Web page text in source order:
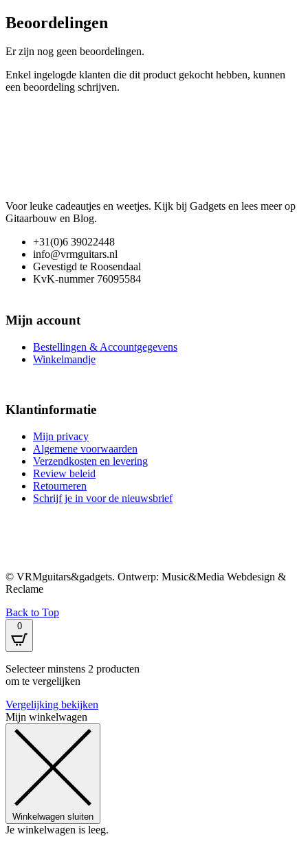
Beoordelingen
Er zijn nog geen beoordelingen.
Enkel ingelogde klanten die dit product gekocht hebben, kunnen
een beoordeling schrijven.
Voor leuke cadeautjes en weetjes. Kijk bij Gadgets en lees meer op
Gitaarbouw en Blog.
+31(0)6 39022448
info@vrmguitars.nl
Gevestigd te Roosendaal
KvK-nummer 76095584
Mijn account
Bestellingen & Accountgegevens
Winkelmandje
Klantinformatie
Mijn privacy
Algemene voorwaarden
Verzendkosten en levering
Review beleid
Retourneren
Schrijf je in voor de nieuwsbrief
© VRMguitars&gadgets. Ontwerp: Music&Media Webdesign &
Reclame
Back to Top
0
Selecteer minstens 2 producten
om te vergelijken
Vergelijking bekijken
Mijn winkelwagen
Winkelwagen sluiten
Je winkelwagen is leeg.